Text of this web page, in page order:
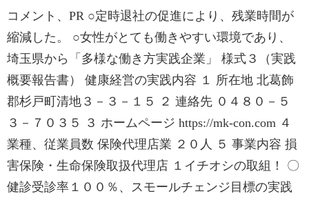
コメント、PR ○定時退社の促進により、残業時間が
縮減した。 ○女性がとても働きやすい環境であり、
埼玉県から「多様な働き方実践企業」 様式３（実践
概要報告書） 健康経営の実践内容 １ 所在地 北葛飾
郡杉戸町清地３－３－１５ ２ 連絡先 ０４８０－５
３－７０３５ ３ ホームページ https://mk-con.com ４
業種、従業員数 保険代理店業 ２０人 ５ 事業内容 損
害保険・生命保険取扱代理店 １イチオシの取組！ 〇
健診受診率１００％、スモールチェンジ目標の実践